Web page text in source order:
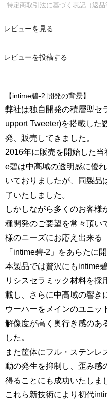
特定商取引法に基づく表記（返品
レビューを見る
レビューを投稿する
【intime碧-2 開発の背景】
弊社は独自開発の積層型セ
upport Tweeter)を搭載した
発、販売してきました。
2016年に販売を開始した
e碧は中高域の透明感に優
いておりましたが、同製品
了いたしました。
しかしながら多くのお客様
種開発のご要望を常々頂い
様のニーズにお応え出来る
「intime碧-2」をあらたに
本製品では贅沢にもintime
リシスセラミック材料を
載し、さらに中高域の響き
ウーハーをメインのユニッ
解像度が高く奥行き感のあ
した。
また筐体にフル・ステンレ
動の発生を抑制し、歪み感
得ることにも成功いたしま
これら新技術により初代